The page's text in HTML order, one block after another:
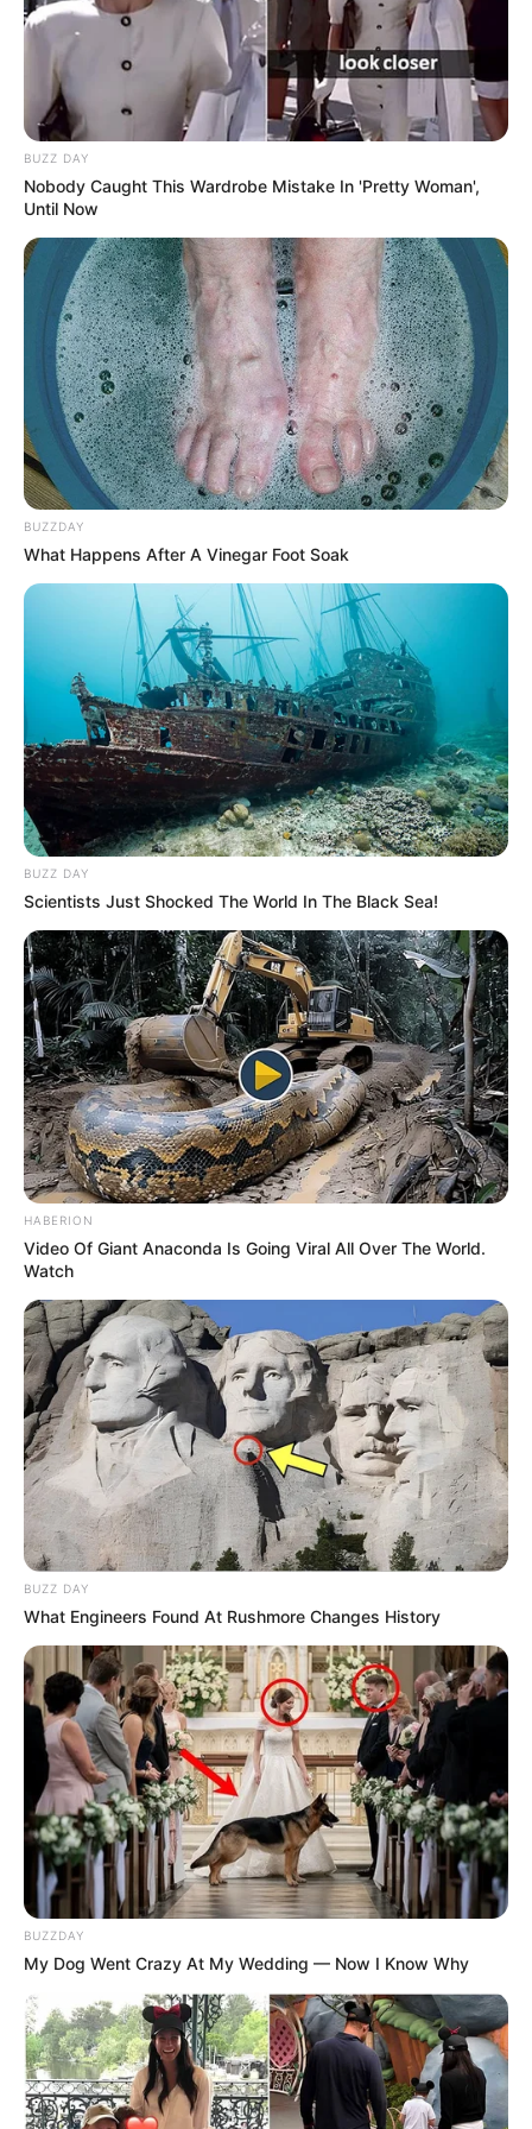
RACES Q1 ?
7 – 13 – 16 – 2 – 5
Retrouvez également les principaux pronostics Quinté de
la presse, ainsi qu’une synthèse du Tiercé Quarté Quinté
un peu plus bas sur cette même page.
Le pronostic étant établi 24 heures à l’avance, il est
préférable de venir vérifier celui-ci quelques minutes avant
le départ. Car dans le cas de non-partant le pronostic est
susceptible d’évoluer jusqu’à 15 minutes avant la course
du Tiercé Quarté Quinté.
Pour vous aider à faire votre prono n’hésitez pas à utiliser
notre logiciel dePronostics-Spotou bien notrelogiciel-Turf
ils ont l’avantage d’être gratuits.
PRONOSTIC QUINTÉ de la meilleure presse
PMU
Retrouvez tous les jours lespronostics de la presse sur
cette page.
Vincennes d’autrefois
BUZZ DAY
Nobody Caught This Wardrobe Mistake In 'Pretty Woman',
Until Now
BUZZDAY
What Happens After A Vinegar Foot Soak
BUZZ DAY
Scientists Just Shocked The World In The Black Sea!
HABERION
Video Of Giant Anaconda Is Going Viral All Over The World.
Watch
BUZZ DAY
What Engineers Found At Rushmore Changes History
BUZZDAY
My Dog Went Crazy At My Wedding — Now I Know Why